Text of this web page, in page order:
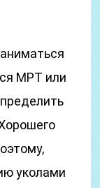
МРТ или
уколами